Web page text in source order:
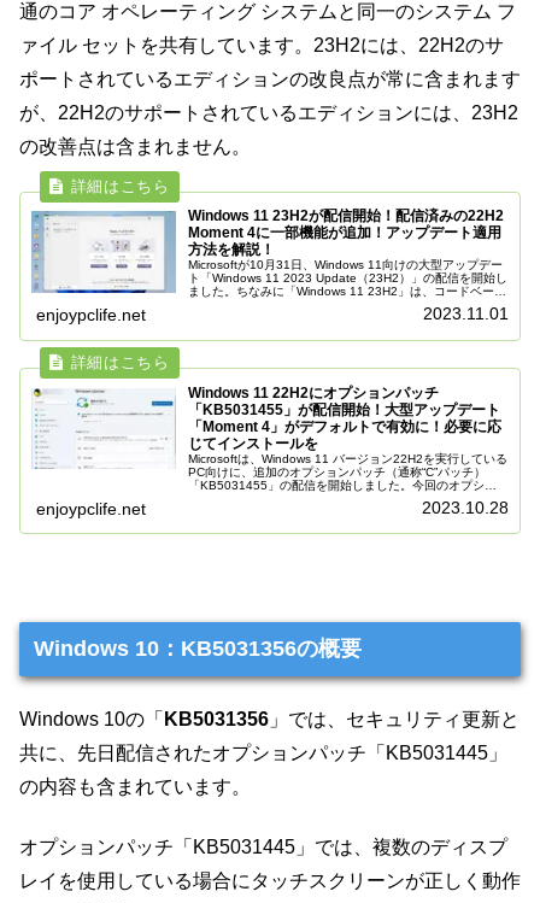
通のコア オペレーティング システムと同一のシステム フ
ァイル セットを共有しています。23H2には、22H2のサ
ポートされているエディションの改良点が常に含まれます
が、22H2のサポートされているエディションには、23H2
の改善点は含まれません。
Windows 11 23H2が配信開始！配信済みの22H2
Moment 4に一部機能が追加！アップデート適用
方法を解説！
Microsoftが10月31日、Windows 11向けの大型アップデー
ト「Windows 11 2023 Update（23H2）」の配信を開始し
ました。ちなみに「Windows 11 23H2」は、コードベース
enjoypclife.net 2023.11.01
Windows 11 22H2にオプションパッチ
「KB5031455」が配信開始！大型アップデート
「Moment 4」がデフォルトで有効に！必要に応
じてインストールを
Microsoftは、Windows 11 バージョン22H2を実行している
PC向けに、追加のオプションパッチ（通称“C”パッチ）
「KB5031455」の配信を開始しました。今回のオプショ
enjoypclife.net 2023.10.28
Windows 10：KB5031356の概要
Windows 10の「 KB5031356 」では、セキュリティ更新と
共に、先日配信されたオプションパッチ「KB5031445」
の内容も含まれています。
オプションパッチ「KB5031445」では、複数のディスプ
レイを使用している場合にタッチスクリーンが正しく動作